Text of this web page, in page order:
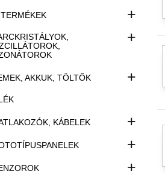
+
+
AKKUK, TÖLTŐK +
KÁBELEK +
+
+